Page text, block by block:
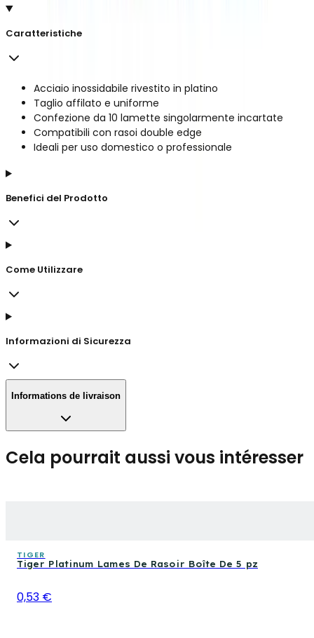
Caratteristiche
Acciaio inossidabile rivestito in platino
Taglio affilato e uniforme
Confezione da 10 lamette singolarmente incartate
Compatibili con rasoi double edge
Ideali per uso domestico o professionale
Benefici del Prodotto
Come Utilizzare
Informazioni di Sicurezza
Informations de livraison
Cela pourrait aussi vous intéresser
TIGER
Tiger Platinum Lames De Rasoir Boîte De 5 pz
0,53 €